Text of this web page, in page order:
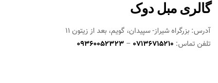
گالری مبل دوک
آدرس: بزرگراه شیراز- سپیدان، گویم، بعد از زیتون 11
تلفن تماس: 07136715210
–
09360052323